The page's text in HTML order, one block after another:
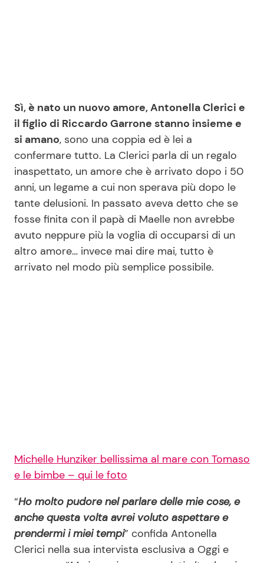
Sì, è nato un nuovo amore, Antonella Clerici e
il figlio di Riccardo Garrone stanno insieme e
si amano, sono una coppia ed è lei a
confermare tutto. La Clerici parla di un regalo
inaspettato, un amore che è arrivato dopo i 50
anni, un legame a cui non sperava più dopo le
tante delusioni. In passato aveva detto che se
fosse finita con il papà di Maelle non avrebbe
avuto neppure più la voglia di occuparsi di un
altro amore… invece mai dire mai, tutto è
arrivato nel modo più semplice possibile.
Michelle Hunziker bellissima al mare con Tomaso
e le bimbe – qui le foto
“Ho molto pudore nel parlare delle mie cose, e
anche questa volta avrei voluto aspettare e
prendermi i miei tempi” confida Antonella
Clerici nella sua intervista esclusiva a Oggi e